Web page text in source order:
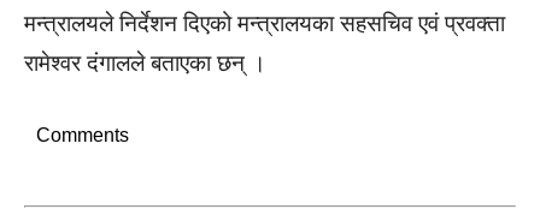
मन्त्रालयले निर्देशन दिएको मन्त्रालयका सहसचिव एवं प्रवक्ता
रामेश्वर दंगालले बताएका छन् ।
Comments